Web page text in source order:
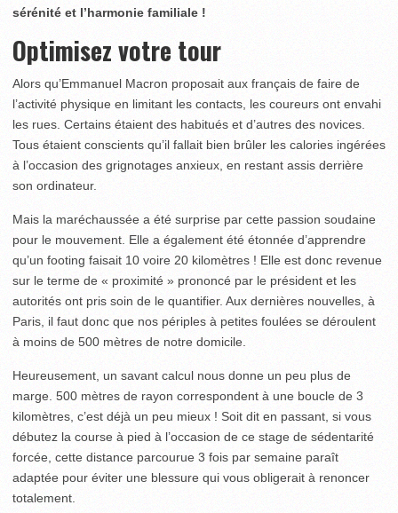
sérénité et l’harmonie familiale !
Optimisez votre tour
Alors qu’Emmanuel Macron proposait aux français de faire de
l’activité physique en limitant les contacts, les coureurs ont envahi
les rues. Certains étaient des habitués et d’autres des novices.
Tous étaient conscients qu’il fallait bien brûler les calories ingérées
à l’occasion des grignotages anxieux, en restant assis derrière
son ordinateur.
Mais la maréchaussée a été surprise par cette passion soudaine
pour le mouvement. Elle a également été étonnée d’apprendre
qu’un footing faisait 10 voire 20 kilomètres ! Elle est donc revenue
sur le terme de « proximité » prononcé par le président et les
autorités ont pris soin de le quantifier. Aux dernières nouvelles, à
Paris, il faut donc que nos périples à petites foulées se déroulent
à moins de 500 mètres de notre domicile.
Heureusement, un savant calcul nous donne un peu plus de
marge. 500 mètres de rayon correspondent à une boucle de 3
kilomètres, c’est déjà un peu mieux ! Soit dit en passant, si vous
débutez la course à pied à l’occasion de ce stage de sédentarité
forcée, cette distance parcourue 3 fois par semaine paraît
adaptée pour éviter une blessure qui vous obligerait à renoncer
totalement.